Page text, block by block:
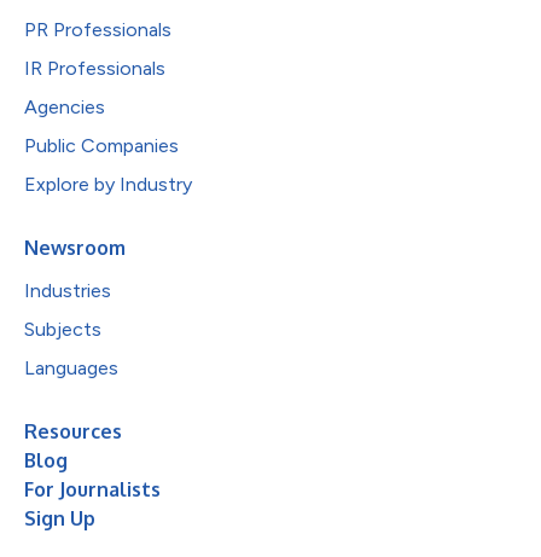
PR Professionals
IR Professionals
Agencies
Public Companies
Explore by Industry
Newsroom
Industries
Subjects
Languages
Resources
Blog
For Journalists
Sign Up